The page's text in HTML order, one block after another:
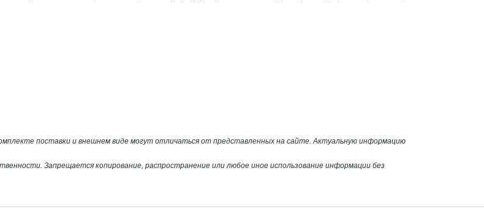
поставки и внешнем виде могут отличаться от представленных на сайте. Актуальную информацию
Запрещается копирование, распространение или любое иное использование информации без